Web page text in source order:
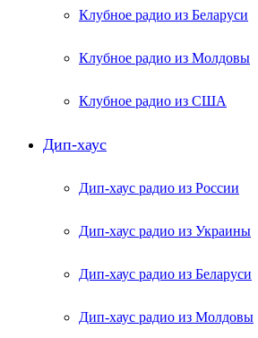
Клубное радио из Беларуси
Клубное радио из Молдовы
Клубное радио из США
Дип-хаус
Дип-хаус радио из России
Дип-хаус радио из Украины
Дип-хаус радио из Беларуси
Дип-хаус радио из Молдовы